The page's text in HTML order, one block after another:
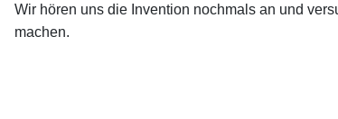
Wir hören uns die Invention nochmals an und
machen.